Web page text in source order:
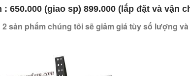
(giao sp) 899.000 (lắp đặt và vận
sản phẩm chúng tôi sẽ giảm giá tùy số lượng